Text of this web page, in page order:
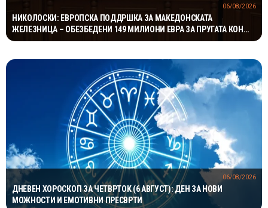
НИКОЛОСКИ: ЕВРОПСКА ПОДДРШКА ЗА МАКЕДОНСКАТА
ЖЕЛЕЗНИЦА – ОБЕЗБЕДЕНИ 149 МИЛИОНИ ЕВРА ЗА ПРУГАТА КОН
БУГАРИЈА
06/08/2026
ДНЕВЕН ХОРОСКОП ЗА ЧЕТВРТОК (6 АВГУСТ): ДЕН ЗА НОВИ
МОЖНОСТИ И ЕМОТИВНИ ПРЕСВРТИ
06/08/2026